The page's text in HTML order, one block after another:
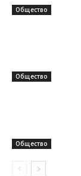
Общество
Общество
Общество